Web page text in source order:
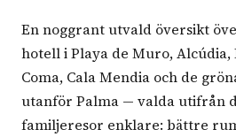
En noggrant utvald översikt
hotell i Playa de Muro, Alcúdia,
Coma, Cala Mendia och de
utanför Palma — valda utifrån
familjeresor enklare: bättre